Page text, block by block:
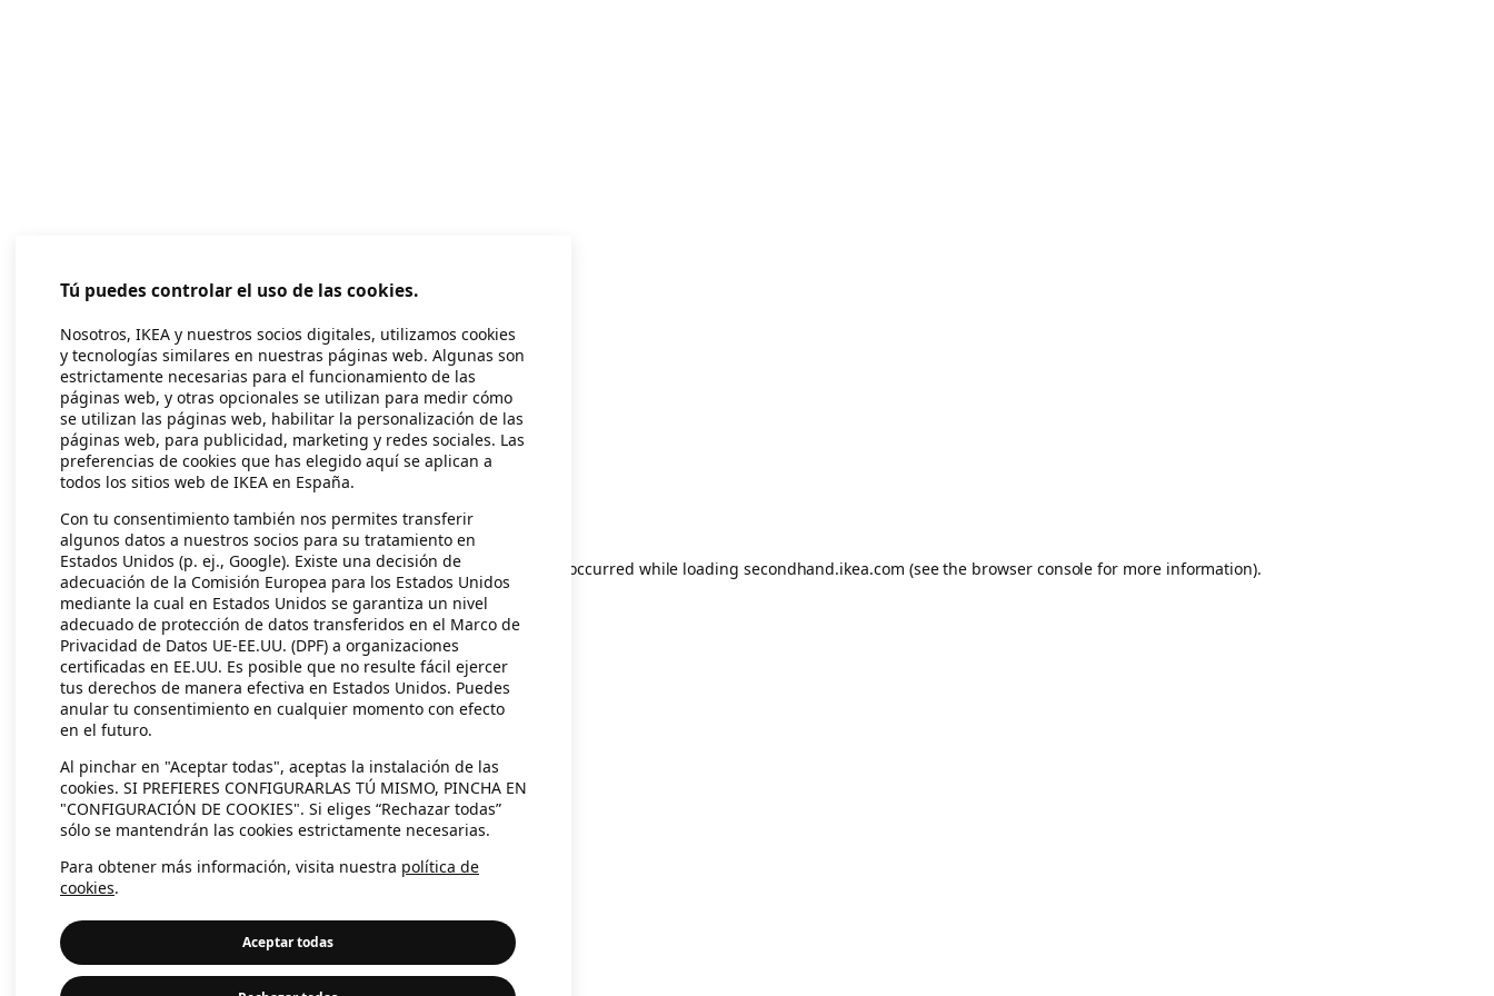
Application error: a client-side exception has occurred while loading secondhand.ikea.com (see the browser console for more information).
Tú puedes controlar el uso de las cookies.
Nosotros, IKEA y nuestros socios digitales, utilizamos cookies
y tecnologías similares en nuestras páginas web. Algunas son
estrictamente necesarias para el funcionamiento de las
páginas web, y otras opcionales se utilizan para medir cómo
se utilizan las páginas web, habilitar la personalización de las
páginas web, para publicidad, marketing y redes sociales. Las
preferencias de cookies que has elegido aquí se aplican a
todos los sitios web de IKEA en España.
Con tu consentimiento también nos permites transferir
algunos datos a nuestros socios para su tratamiento en
Estados Unidos (p. ej., Google). Existe una decisión de
adecuación de la Comisión Europea para los Estados Unidos
mediante la cual en Estados Unidos se garantiza un nivel
adecuado de protección de datos transferidos en el Marco de
Privacidad de Datos UE-EE.UU. (DPF) a organizaciones
certificadas en EE.UU. Es posible que no resulte fácil ejercer
tus derechos de manera efectiva en Estados Unidos. Puedes
anular tu consentimiento en cualquier momento con efecto
en el futuro.
Al pinchar en "Aceptar todas", aceptas la instalación de las
cookies. SI PREFIERES CONFIGURARLAS TÚ MISMO, PINCHA EN
"CONFIGURACIÓN DE COOKIES". Si eliges “Rechazar todas”
sólo se mantendrán las cookies estrictamente necesarias.
Para obtener más información, visita nuestra política de
cookies.
Aceptar todas